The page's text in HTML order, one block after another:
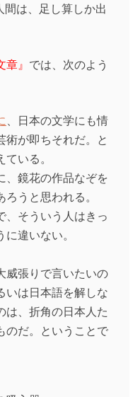
は、足し算しか出
』 では、次のよう
、日本の文学にも情
術が即ちそれだ。と
いる。
、鏡花の作品なぞを
うと思われる。
、そういう人はきっ
違いない。
威張りで言いたいの
いは日本語を解しな
は、折角の日本人た
のだ。ということで